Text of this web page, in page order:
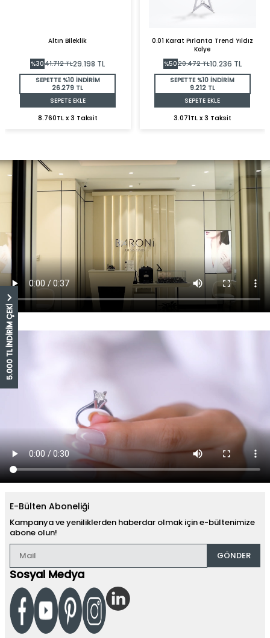
5.000 TL İNDİRİM ÇEKİ
Altın Bileklik
%3041.712TL29.198 TL
SEPETTE %10 İNDİRİM
26.279 TL
SEPETE EKLE
8.760TL x 3 Taksit
0.01 Karat Pırlanta Trend Yıldız
Kolye
%5020.472TL10.236 TL
SEPETTE %10 İNDİRİM
9.212 TL
SEPETE EKLE
3.071TL x 3 Taksit
E-Bülten Aboneliği
Kampanya ve yeniliklerden haberdar olmak için e-bültenimize
abone olun!
GÖNDER
Sosyal Medya